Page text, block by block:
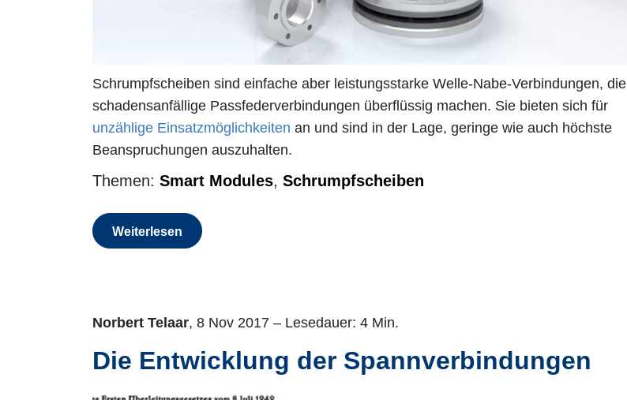
Schrumpfscheiben sind einfache aber leistungsstarke Welle-Nabe-Verbindungen, die
schadensanfällige Passfederverbindungen überflüssig machen. Sie bieten sich für
unzählige Einsatzmöglichkeiten an und sind in der Lage, geringe wie auch höchste
Beanspruchungen auszuhalten.
Themen: Smart Modules, Schrumpfscheiben
Weiterlesen
Norbert Telaar, 8 Nov 2017 – Lesedauer: 4 Min.
Die Entwicklung der Spannverbindungen